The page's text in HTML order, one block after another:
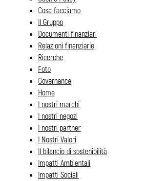
Cosa facciamo
Il Gruppo
Documenti finanziari
Relazioni finanziarie
Ricerche
Foto
Governance
Home
I nostri marchi
I nostri negozi
I nostri partner
I Nostri Valori
Il bilancio di sostenibilità
Impatti Ambientali
Impatti Sociali